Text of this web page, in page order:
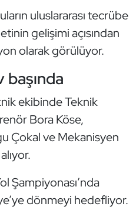
uluslararası tecrübe
gelişimi açısından
olarak görülüyor.
ekibinde Teknik
Bora Köse,
Çokal ve Mekanisyen
Şampiyonası’nda
dönmeyi hedefliyor.